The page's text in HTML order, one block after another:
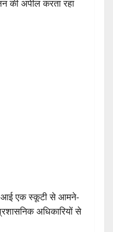
की अपील करता रहा
आई एक स्कूटी से आमने-
अधिकारियों से